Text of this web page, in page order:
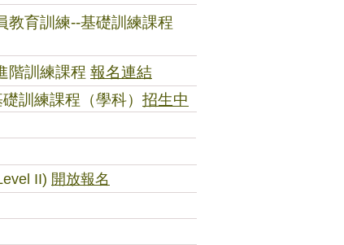
教育訓練--基礎訓練課程
階訓練課程 報名連結
訓練課程（學科） 招生中
II) 開放報名